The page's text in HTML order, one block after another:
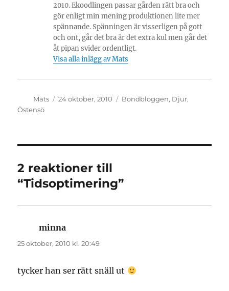
2010. Ekoodlingen passar gården rätt bra och
gör enligt min mening produktionen lite mer
spännande. Spänningen är visserligen på gott
och ont, går det bra är det extra kul men går det
åt pipan svider ordentligt.
Visa alla inlägg av Mats
Författare
Mats
Publicerat
24 oktober, 2010 Kategorier
Bondbloggen, Djur,
Östensö
2 reaktioner till
“Tidsoptimering”
minna
25 oktober, 2010 kl. 20:49
tycker han ser rätt snäll ut